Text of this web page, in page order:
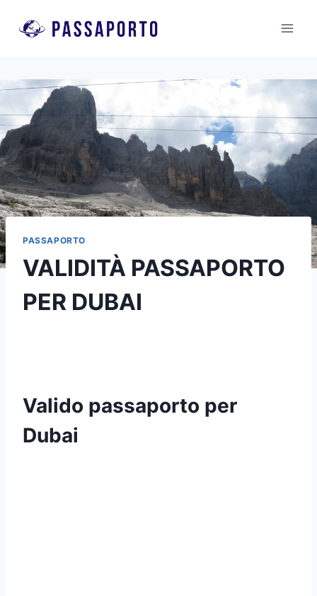
PASSAPORTO
VALIDITÀ PASSAPORTO
PER DUBAI
Valido passaporto per
Dubai